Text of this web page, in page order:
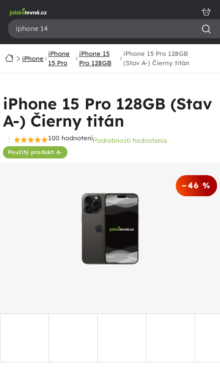
obsah
DomoviPhone
iPhone
15 Pro
iPhone 15
Pro 128GB
iPhone 15 Pro 128GB
(Stav A-) Čierny titán
iPhone 15 Pro 128GB (Stav
A-) Čierny titán
Použitý produkt: A-
Priemerné
hodnotenie
100 hodnoteníPodrobnosti hodnotenia
–46 %